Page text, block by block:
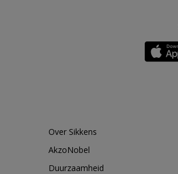
Over Sikkens
AkzoNobel
Duurzaamheid